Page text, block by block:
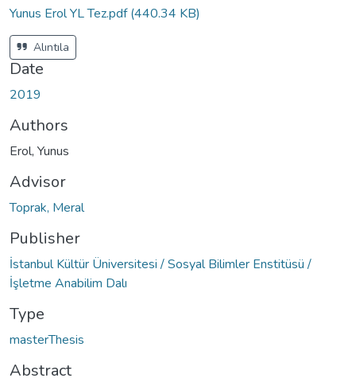
Yunus Erol YL Tez.pdf(440.34 KB)
Alıntıla
Date
2019
Authors
Erol, Yunus
Advisor
Toprak, Meral
Publisher
İstanbul Kültür Üniversitesi / Sosyal Bilimler Enstitüsü /
İşletme Anabilim Dalı
Type
masterThesis
Abstract